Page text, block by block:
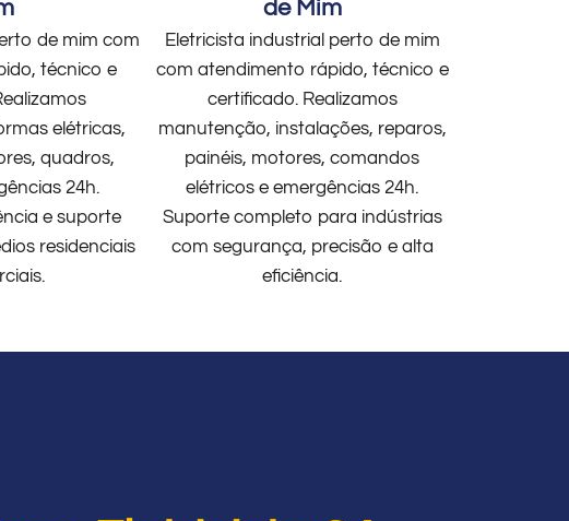
de mim com
técnico e
elétricas,
quadros,
24h.
e suporte
residenciais
de Mim
Eletricista industrial perto de mim
com atendimento rápido, técnico e
certificado. Realizamos
manutenção, instalações, reparos,
painéis, motores, comandos
elétricos e emergências 24h.
Suporte completo para indústrias
com segurança, precisão e alta
eficiência.